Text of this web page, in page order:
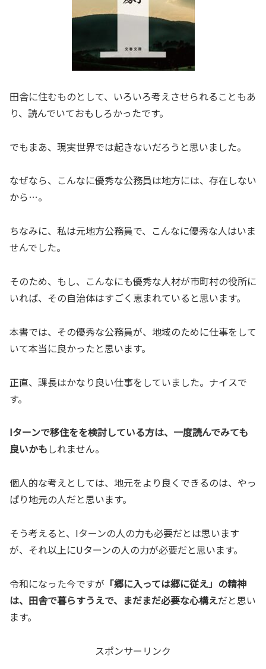
田舎に住むものとして、いろいろ考えさせられることもあ
り、読んでいておもしろかったです。
でもまあ、現実世界では起きないだろうと思いました。
なぜなら、こんなに優秀な公務員は地方には、存在しない
から…。
ちなみに、私は元地方公務員で、こんなに優秀な人はいま
せんでした。
そのため、もし、こんなにも優秀な人材が市町村の役所に
いれば、その自治体はすごく恵まれていると思います。
本書では、その優秀な公務員が、地域のために仕事をして
いて本当に良かったと思います。
正直、課長はかなり良い仕事をしていました。ナイスで
す。
Iターンで移住をを検討している方は、一度読んでみても
良いかもしれません。
個人的な考えとしては、地元をより良くできるのは、やっ
ぱり地元の人だと思います。
そう考えると、Iターンの人の力も必要だとは思います
が、それ以上にUターンの人の力が必要だと思います。
令和になった今ですが 「郷に入っては郷に従え」の精神
は、田舎で暮らすうえで、まだまだ必要な心構えだと思い
ます。
スポンサーリンク